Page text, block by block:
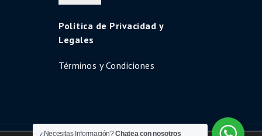
Política de Privacidad y
Legales
Términos y Condiciones
¿Necesitas Información?Chatea con nosotros